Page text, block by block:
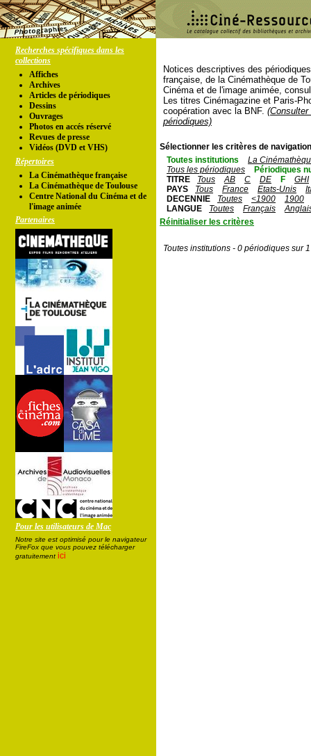
Recherches spécifiques dans les
collections
Affiches
Archives
Articles de périodiques
Dessins
Ouvrages
Photos en accés réservé
Revues de presse
Vidéos (DVD et VHS)
Répertoires
La Cinémathèque française
La Cinémathèque de Toulouse
Centre National du Cinéma et de
l'image animée
Partenaires
Pour les utilisateurs de Mac
Notre site est optimisé pour le navigateur
FireFox que vous pouvez télécharger
gratuitement ici
Notices descriptives des
française, de la Cinémathèque de
Cinéma et de l'image animée,
Les titres Cinémagazine et Paris-
coopération avec la BNF.
périodiques)
Sélectionner les critères de
Toutes institutions
La
Tous les périodiques
Périodiques
TITRE
Tous AB C DE F
GHI
PAYS
Tous France Etats-Unis
DECENNIE
Toutes <1900
1900
LANGUE
Toutes Français
Réinitialiser les critères
Toutes institutions - 0 périodiques sur